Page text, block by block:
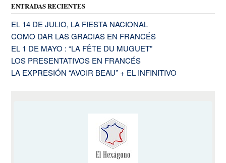
ENTRADAS RECIENTES
EL 14 DE JULIO, LA FIESTA NACIONAL
COMO DAR LAS GRACIAS EN FRANCÉS
EL 1 DE MAYO : “LA FÊTE DU MUGUET”
LOS PRESENTATIVOS EN FRANCÉS
LA EXPRESIÓN “AVOIR BEAU” + EL INFINITIVO